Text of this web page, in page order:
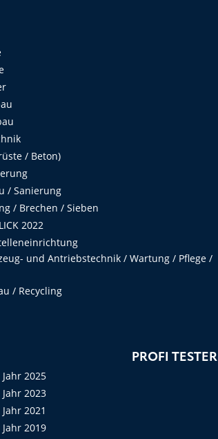
/ Beton)
/ Sanierung
/ Brechen / Sieben
2022
und Antriebstechnik / Wartung / Pflege /
/ Recycling
Jahr 2025
Jahr 2023
Jahr 2021
Jahr 2019
PROFI TESTER